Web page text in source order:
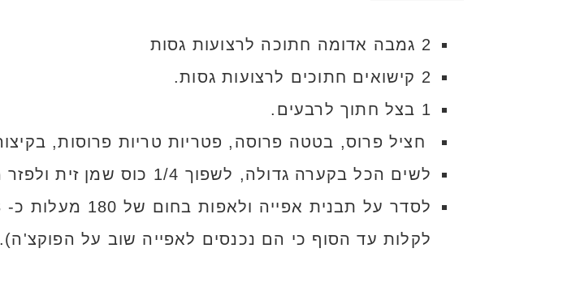
2 גמבה אדומה חתוכה לרצועות גסות
2 קישואים חתוכים לרצועות גסות.
1 בצל חתוך לרבעים.
חציל פרוס, בטטה פרוסה, פטריות טריות פרוסות,
לשים הכל בקערה גדולה, לשפוך 1/4 כוס שמן זית ולפזר מלח ים אטלנטי.
לקלות עד הסוף כי הם נכנסים לאפייה שוב על הפוקצ'ה).